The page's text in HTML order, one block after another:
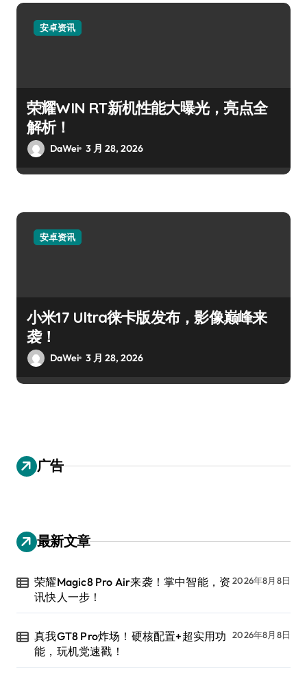
安卓资讯
荣耀WIN RT新机性能大曝光，亮点全
解析！
DaWei 3 月 28, 2026
安卓资讯
小米17 Ultra徕卡版发布，影像巅峰来
袭！
DaWei 3 月 28, 2026
广告
最新文章
荣耀Magic8 Pro Air来袭！掌中智能，资
讯快人一步！
2026年8月8日
真我GT8 Pro炸场！硬核配置+超实用功
能，玩机党速戳！
2026年8月8日